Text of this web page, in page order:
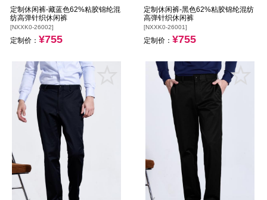
定制休闲裤-藏蓝色62%粘胶锦纶混
纺高弹针织休闲裤
[NXXK0-26002]
定制价： ¥755
定制休闲裤-黑色62%粘胶锦纶混纺
高弹针织休闲裤
[NXXK0-26001]
定制价： ¥755